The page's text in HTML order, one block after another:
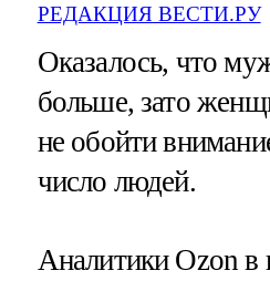
РЕДАКЦИЯ ВЕСТИ.РУ
Оказалось, что
больше, зато
не обойти
число людей.
Аналитики Ozon в